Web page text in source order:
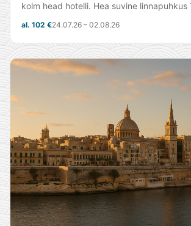
kolm head hotelli. Hea suvine linnapuhkus
al. 102 €24.07.26 – 02.08.26